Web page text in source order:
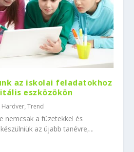
az iskolai feladatokhoz
eszközökön
Hardver,Trend
nemcsak a füzetekkel és
az újabb tanévre,...